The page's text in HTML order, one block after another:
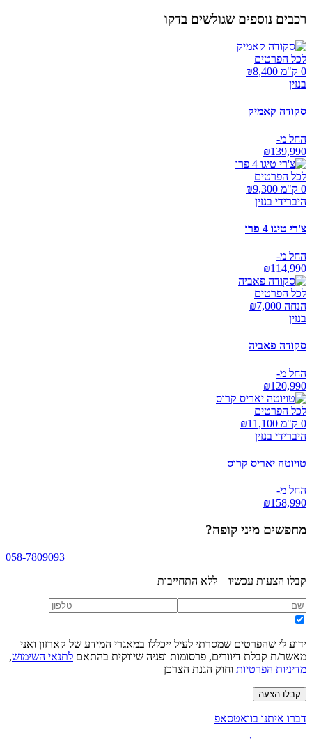
רכבים נוספים שגולשים בדקו
לכל הפרטים
0 ק"מ ₪
8,400
בנזין
סקודה קאמיק
החל מ-
₪139,990
לכל הפרטים
0 ק"מ ₪
9,300
היברידי בנזין
צ'רי טיגו 4 פרו
החל מ-
₪114,990
לכל הפרטים
הנחה ₪ 7,000
בנזין
סקודה פאביה
החל מ-
₪120,990
לכל הפרטים
0 ק"מ ₪
11,100
היברידי בנזין
טויוטה יאריס קרוס
החל מ-
₪158,990
מחפשים מיני קופה?
058-7809093
קבלו הצעות עכשיו – ללא התחייבות
ידוע לי שהפרטים שמסרתי לעיל ייכללו במאגרי המידע של קארזון ואני
מאשר/ת קבלת דיוורים, פרסומות ופניה שיווקית בהתאם לתנאי השימוש,
מדיניות הפרטיות וחוק הגנת הצרכן
קבלו הצעה
דברו איתנו בוואטסאפ